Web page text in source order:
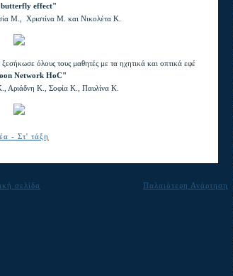
butterfly effect"
Μ., Χριστίνα Μ. και Νικολέτα Κ.
όλους τους μαθητές με τα ηχητικά και οπτικά εφέ
Network HoC"
Αριάδνη Κ., Σοφία Κ., Παυλίνα Κ.
- Στ' τάξη
Παλαιότερη Ανάρτηση
σελίδα